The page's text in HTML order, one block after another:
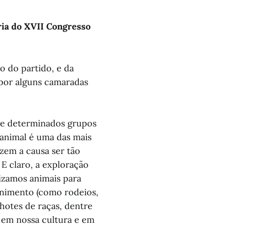
do XVII Congresso
do partido, e da
alguns camaradas
determinados grupos
é uma das mais
a causa ser tão
claro, a exploração
animais para
(como rodeios,
de raças, dentre
nossa cultura e em